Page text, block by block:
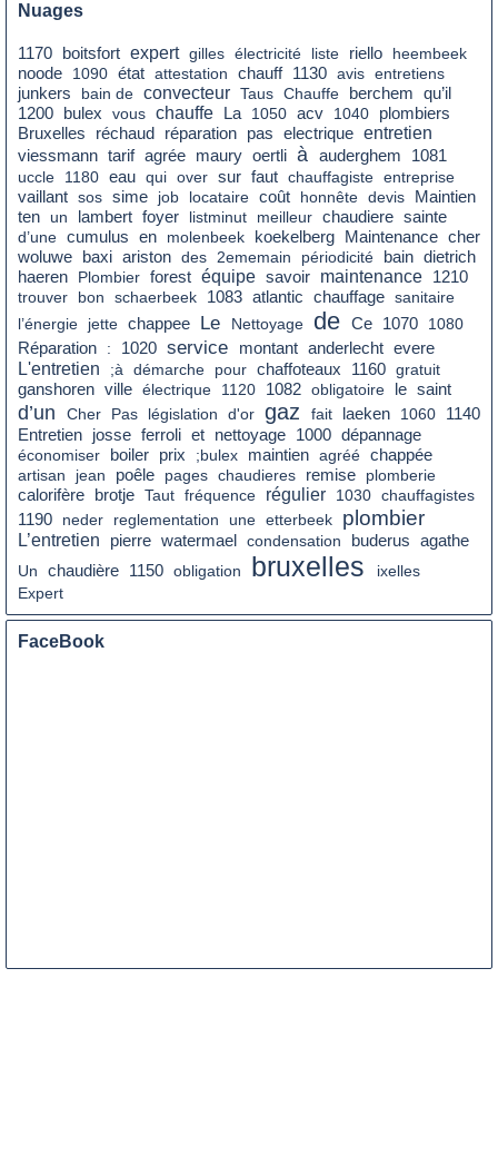
Nuages
1170 boitsfort expert gilles électricité liste riello
heembeek
noode
1090 état attestation chauff 1130 avis entretiens
junkers
bain de convecteur Taus Chauffe berchem qu’il
1200 bulex vous chauffe La 1050 acv 1040
plombiers
Bruxelles
réchaud réparation pas electrique entretien
viessmann tarif agrée maury oertli à auderghem
1081
uccle
1180 eau qui over sur faut chauffagiste entreprise
vaillant sos sime job locataire coût honnête devis
Maintien
ten
un lambert foyer listminut meilleur chaudiere sainte
d’une cumulus en molenbeek koekelberg Maintenance cher
woluwe baxi ariston des 2ememain périodicité bain dietrich
haeren Plombier forest équipe savoir maintenance
1210
trouver
bon schaerbeek 1083 atlantic chauffage sanitaire
l’énergie
jette chappee Le Nettoyage de Ce 1070
1080
Réparation
: 1020 service montant anderlecht evere
L'entretien ;à démarche pour chaffoteaux 1160 gratuit
ganshoren ville électrique 1120 1082 obligatoire le saint
d’un Cher Pas législation d'or gaz fait laeken 1060
1140
Entretien
josse ferroli et nettoyage 1000 dépannage
économiser
boiler prix ;bulex maintien agréé chappée
artisan
jean poêle pages chaudieres remise
plomberie
calorifère
brotje Taut fréquence régulier 1030 chauffagistes
1190
neder reglementation une etterbeek plombier
L’entretien pierre watermael condensation buderus
agathe
Un
chaudière 1150 obligation bruxelles
ixelles
Expert
FaceBook